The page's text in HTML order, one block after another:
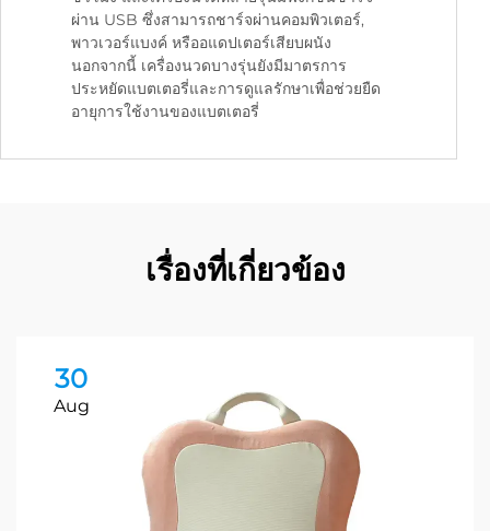
ผ่าน USB ซึ่งสามารถชาร์จผ่านคอมพิวเตอร์,
พาวเวอร์แบงค์ หรืออแดปเตอร์เสียบผนัง
นอกจากนี้ เครื่องนวดบางรุ่นยังมีมาตรการ
ประหยัดแบตเตอรี่และการดูแลรักษาเพื่อช่วยยืด
อายุการใช้งานของแบตเตอรี่
เรื่องที่เกี่ยวข้อง
30
Aug